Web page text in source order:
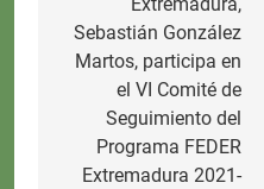
Sebastián González
Martos, participa en
el VI Comité de
Seguimiento del
Programa FEDER
Extremadura 2021-